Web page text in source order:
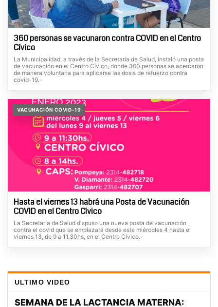
360 personas se vacunaron contra COVID en el Centro
Cívico
La Municipalidad, a través de la Secretaría de Salud, instaló una posta
de vacunación en el Centro Cívico, donde 360 personas se acercaron
de manera voluntaria para aplicarse las dosis de refuerzo contra
covid-19.-
VACUNACIÓN COVID-19
Hasta el viernes 13 habrá una Posta de Vacunación
COVID en el Centro Cívico
La Secretaría de Salud dispuso una nueva posta de vacunación
contra el covid que se emplazará desde este miércoles 4 hasta el
viernes 13, de 9 a 11.30hs, en el Centro Cívico.-
ULTIMO VIDEO